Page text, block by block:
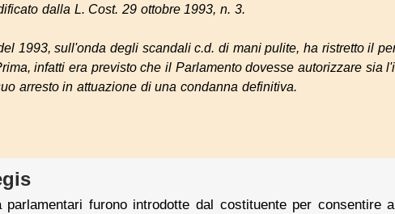
dalla L. Cost. 29 ottobre 1993, n. 3.
1993, sull'onda degli scandali c.d. di mani pulite, ha ristretto il
infatti era previsto che il Parlamento dovesse autorizzare sia
arresto in attuazione di una condanna definitiva.
parlamentari furono introdotte dal costituente per consentire